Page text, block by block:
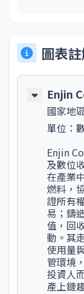
圖表
Enjin
國家地
單位：
Enjin
及數位
在產業
燃料，
證所有
易；鑄
值，回
動。其
使用量
管環境
投資人
產上鏈